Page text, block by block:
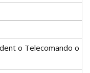
o Telecomando o